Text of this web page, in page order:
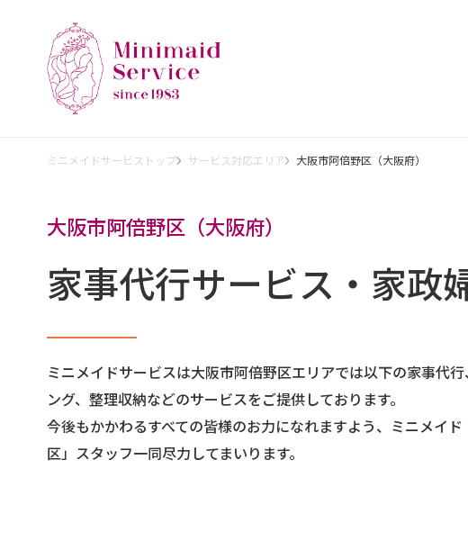
ミニメイドサービストップ サービス対応エリア 大阪市阿倍野区（大阪府）
大阪市阿倍野区（大阪府）
家事代行サービス・家政
ミニメイドサービスは大阪市阿倍野区エリアでは以下の家事代
ング、整理収納などのサービスをご提供しております。
今後もかかわるすべての皆様のお力になれますよう、ミニメイ
区」スタッフ一同尽力してまいります。